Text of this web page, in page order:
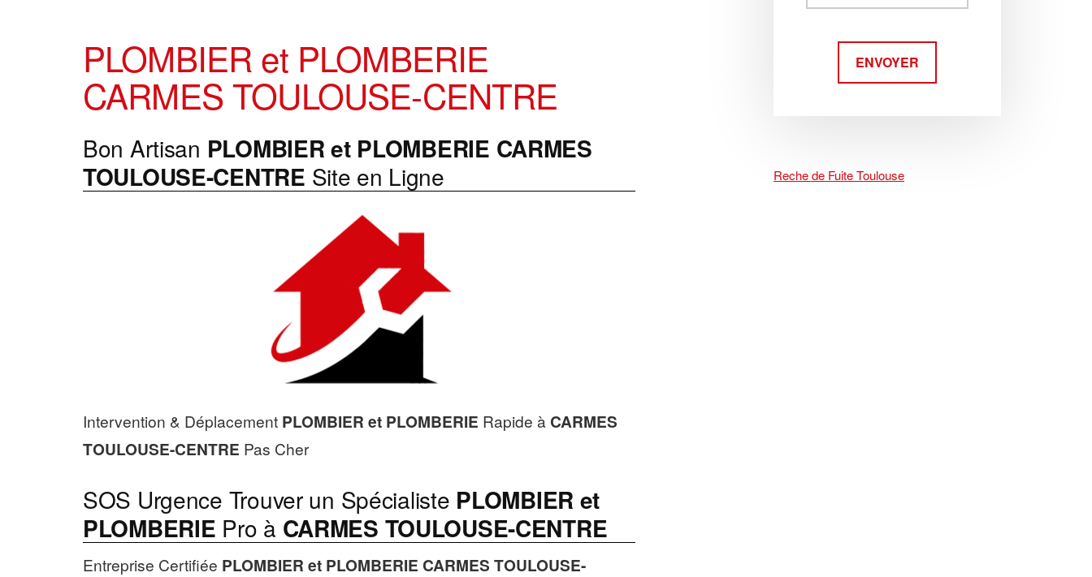
PLOMBIER et PLOMBERIE
CARMES TOULOUSE-CENTRE
Bon Artisan PLOMBIER et PLOMBERIE CARMES
TOULOUSE-CENTRE Site en Ligne
Intervention & Déplacement PLOMBIER et PLOMBERIE Rapide à CARMES
TOULOUSE-CENTRE Pas Cher
SOS Urgence Trouver un Spécialiste PLOMBIER et
PLOMBERIE Pro à CARMES TOULOUSE-CENTRE
Entreprise Certifiée PLOMBIER et PLOMBERIE CARMES TOULOUSE-
ENVOYER
Reche de Fuite Toulouse